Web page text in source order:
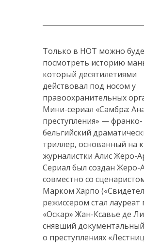
Только в HOT можно
посмотреть историю
который десятилетиями
действовал под носом у
правоохранительных
Мини-сериал «Самбра:
преступления» — франко-
бельгийский
триллер, основанный на
журналистки Алис Жеро-
Сериал был создан Жеро-
совместно со
Марком Харпо
режиссером стал
«Оскар» Жан-Ксавье де
снявший
о преступлениях